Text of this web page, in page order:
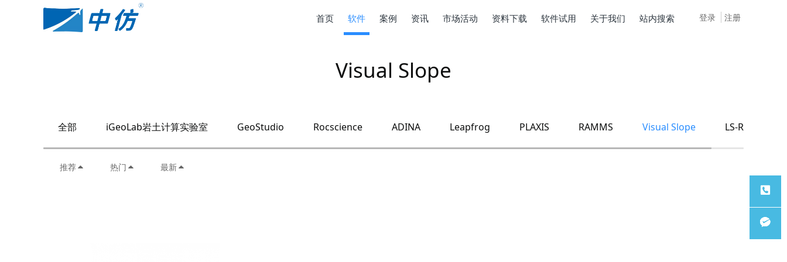
登录 注册
首页 软件 案例 资讯 市场活动 资料下载 软件试用 关于我们 站内搜索
Visual Slope
全部 iGeoLab岩土计算实验室 GeoStudio Rocscience ADINA Leapfrog PLAXIS RAMMS Visual Slope LS-Rapid
推荐 热门 最新
服务热